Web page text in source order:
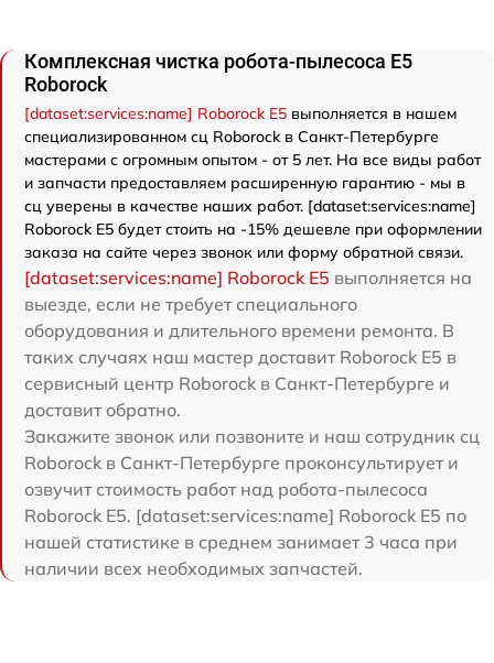
Комплексная чистка робота-пылесоса E5
Roborock
[dataset:services:name] Roborock E5 выполняется в нашем
специализированном сц Roborock в Санкт-Петербурге
мастерами с огромным опытом - от 5 лет. На все виды работ
и запчасти предоставляем расширенную гарантию - мы в
сц уверены в качестве наших работ. [dataset:services:name]
Roborock E5 будет стоить на -15% дешевле при оформлении
заказа на сайте через звонок или форму обратной связи.
[dataset:services:name] Roborock E5 выполняется на
выезде, если не требует специального
оборудования и длительного времени ремонта. В
таких случаях наш мастер доставит Roborock E5 в
сервисный центр Roborock в Санкт-Петербурге и
доставит обратно.
Закажите звонок или позвоните и наш сотрудник сц
Roborock в Санкт-Петербурге проконсультирует и
озвучит стоимость работ над робота-пылесоса
Roborock E5. [dataset:services:name] Roborock E5 по
нашей статистике в среднем занимает 3 часа при
наличии всех необходимых запчастей.